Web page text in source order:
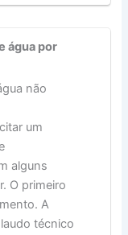
água por
não
um
alguns
O primeiro
A
técnico